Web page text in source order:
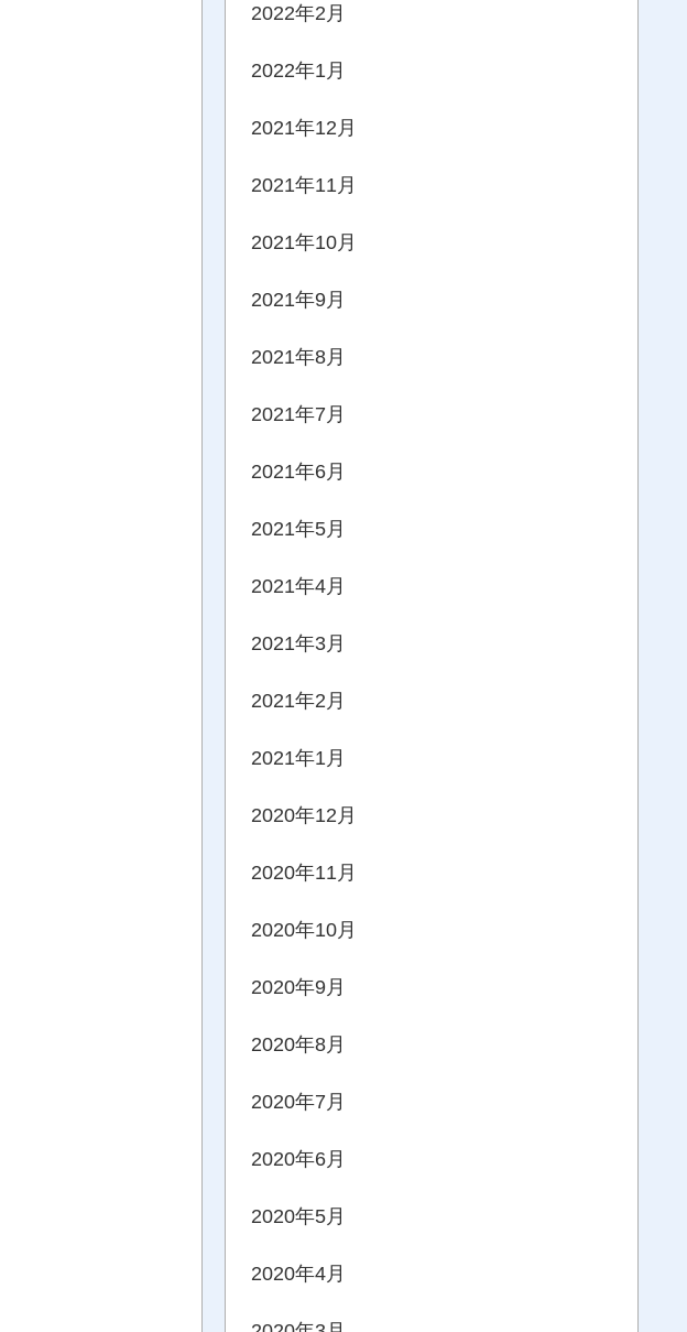
2022年2月
2022年1月
2021年12月
2021年11月
2021年10月
2021年9月
2021年8月
2021年7月
2021年6月
2021年5月
2021年4月
2021年3月
2021年2月
2021年1月
2020年12月
2020年11月
2020年10月
2020年9月
2020年8月
2020年7月
2020年6月
2020年5月
2020年4月